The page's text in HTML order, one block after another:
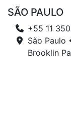
SÃO PAULO
+55 11
São Paulo
Brooklin